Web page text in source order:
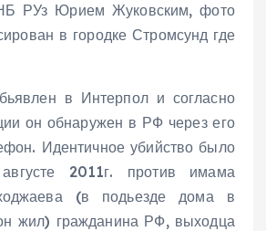
РУз Юрием Жуковским, фото
в городке Стромсунд где
в Интерпол и согласно
он обнаружен в РФ через его
Идентичное убийство было
2011г. против имама
(в подьезде дома в
жил) гражданина РФ, выходца